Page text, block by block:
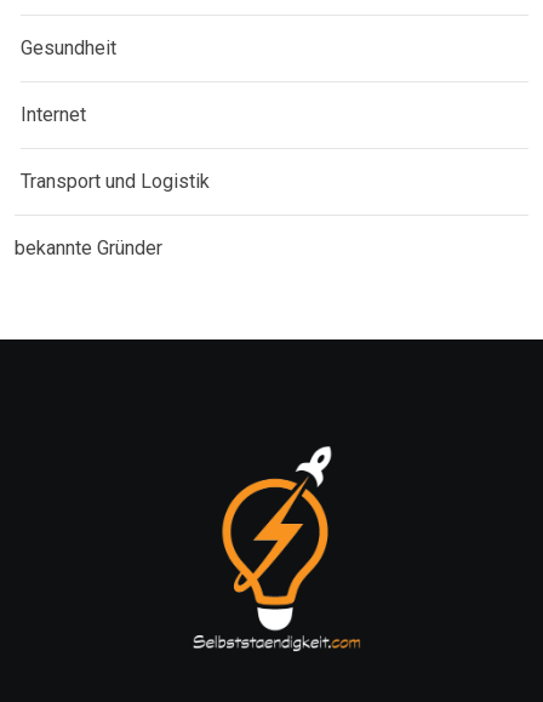
Gesundheit
Internet
Transport und Logistik
bekannte Gründer